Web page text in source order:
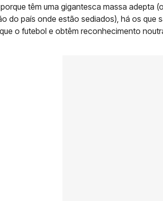
têm uma gigantesca massa adepta
do país onde estão sediados), há os que
o futebol e obtêm reconhecimento